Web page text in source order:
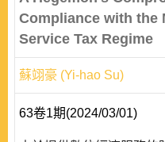
Compliance with the
Service Tax Regime
蘇翊豪 (Yi-hao Su)
63卷1期(2024/03/01)